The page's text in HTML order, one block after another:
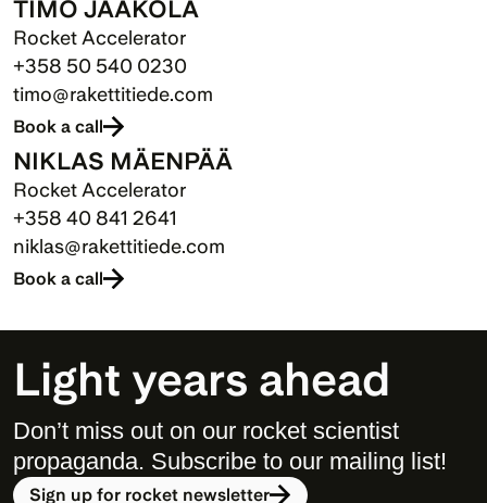
TIMO JAAKOLA
Rocket Accelerator
+358 50 540 0230
timo@rakettitiede.com
Book a call
NIKLAS MÄENPÄÄ
Rocket Accelerator
+358 40 841 2641
niklas@rakettitiede.com
Book a call
Light years ahead
Don’t miss out on our rocket scientist
propaganda. Subscribe to our mailing list!
Sign up for rocket newsletter